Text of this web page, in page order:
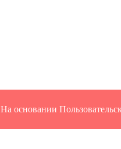
На основании